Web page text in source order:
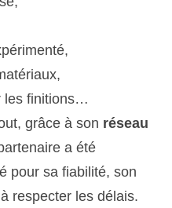
les finitions…
grâce à son réseau
a été
pour sa fiabilité, son
respecter les délais.